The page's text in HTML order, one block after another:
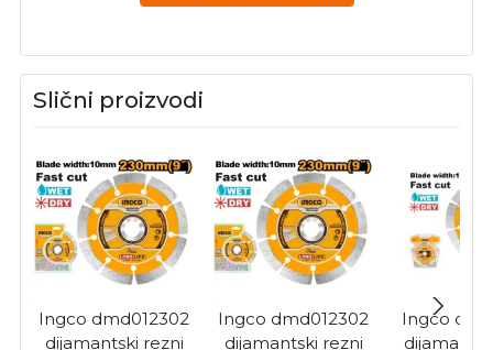
Slični proizvodi
Ingco dmd012302
dijamantski rezni
Ingco dmd012302
dijamantski rezni
Ingco